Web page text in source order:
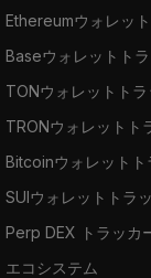
Ethereumウォレッ
Baseウォレットト
TONウォレットトラ
TRONウォレットト
Bitcoinウォレットト
SUIウォレットトラ
Perp DEX トラッカ
エコシステム